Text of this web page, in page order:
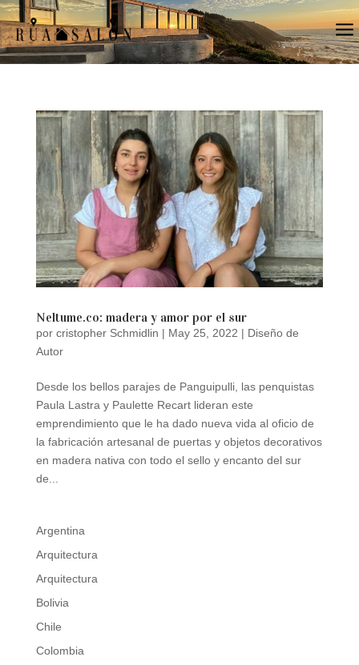
a
Neltume.co: madera y amor por el sur
por cristopher Schmidlin | May 25, 2022 | Diseño de
Autor
Desde los bellos parajes de Panguipulli, las penquistas
Paula Lastra y Paulette Recart lideran este
emprendimiento que le ha dado nueva vida al oficio de
la fabricación artesanal de puertas y objetos decorativos
en madera nativa con todo el sello y encanto del sur
de...
Argentina
Arquitectura
Arquitectura
Bolivia
Chile
Colombia